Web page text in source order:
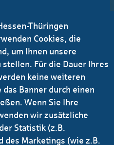
und Eigen­
und Interessenten
Online­shop, ein
Thüringen
Cookies, die
um Ihnen unsere
Für die Dauer Ihres
keine weiteren
Banner durch einen
Wenn Sie Ihre
wir zusätzliche
Statistik (z.B.
des Marketings (wie z.B.